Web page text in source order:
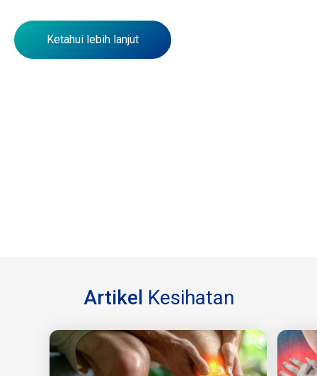
Ketahui lebih lanjut
Artikel Kesihatan